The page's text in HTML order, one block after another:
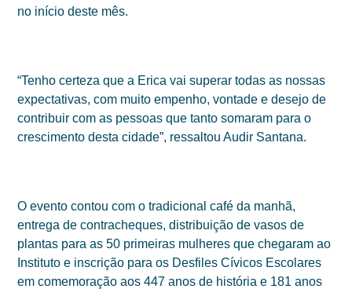
no início deste mês.
“Tenho certeza que a Erica vai superar todas as nossas
expectativas, com muito empenho, vontade e desejo de
contribuir com as pessoas que tanto somaram para o
crescimento desta cidade”, ressaltou Audir Santana.
O evento contou com o tradicional café da manhã,
entrega de contracheques, distribuição de vasos de
plantas para as 50 primeiras mulheres que chegaram ao
Instituto e inscrição para os Desfiles Cívicos Escolares
em comemoração aos 447 anos de história e 181 anos